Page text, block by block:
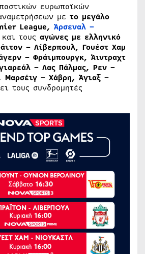
ευρωπαϊκών
με το μεγάλο
League, Άρσεναλ –
και τους αγώνες με ελληνικό
– Λίβερπουλ, Γουέστ Χαμ
– Φράιμπουργκ, Άιντραχτ
– Λας Πάλμας, Ρεν –
Μαρσέιγ – Χάβρη, Άγιαξ –
τους συνδρομητές